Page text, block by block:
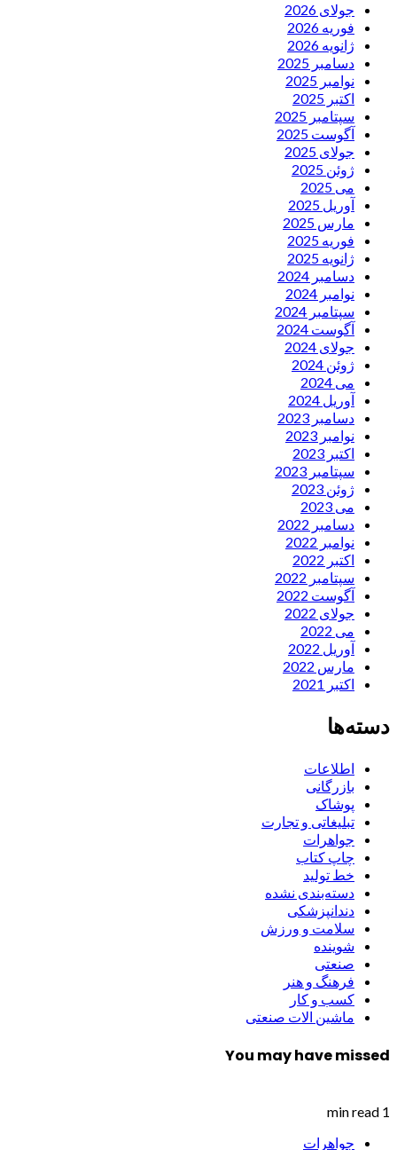
جولای 2026
فوریه 2026
ژانویه 2026
دسامبر 2025
نوامبر 2025
اکتبر 2025
سپتامبر 2025
آگوست 2025
جولای 2025
ژوئن 2025
می 2025
آوریل 2025
مارس 2025
فوریه 2025
ژانویه 2025
دسامبر 2024
نوامبر 2024
سپتامبر 2024
آگوست 2024
جولای 2024
ژوئن 2024
می 2024
آوریل 2024
دسامبر 2023
نوامبر 2023
اکتبر 2023
سپتامبر 2023
ژوئن 2023
می 2023
دسامبر 2022
نوامبر 2022
اکتبر 2022
سپتامبر 2022
آگوست 2022
جولای 2022
می 2022
آوریل 2022
مارس 2022
اکتبر 2021
دسته‌ها
اطلاعات
بازرگانی
پوشاک
تبلیغاتی و تجارت
جواهرات
چاپ کتاب
خط تولید
دسته‌بندی نشده
دندانپزشکی
سلامت و ورزش
شوینده
صنعتی
فرهنگ و هنر
کسب و کار
ماشین الات صنعتی
You may have missed
1 min read
جواهرات